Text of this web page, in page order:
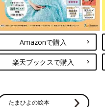
Amazonで購入
楽天ブックスで購入
たまひよの絵本